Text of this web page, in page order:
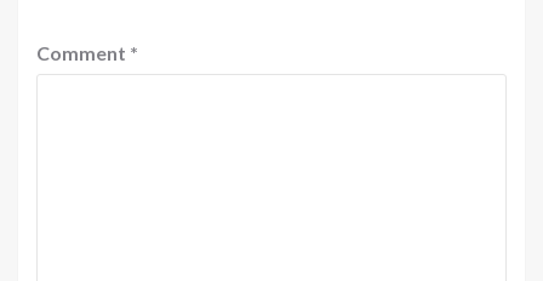
Comment *